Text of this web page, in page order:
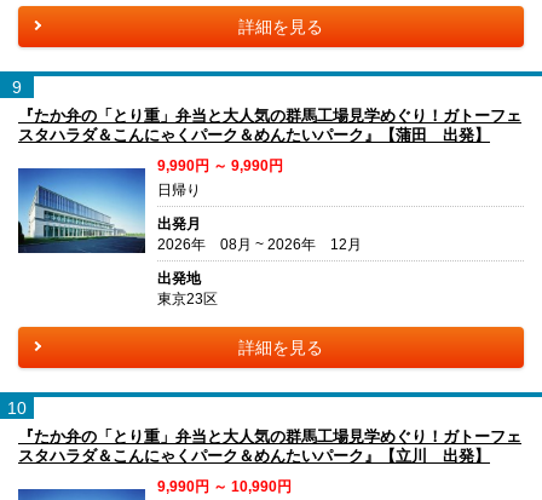
詳細を見る
9
『たか弁の「とり重」弁当と大人気の群馬工場見学めぐり！ガトーフェ
スタハラダ＆こんにゃくパーク＆めんたいパーク』【蒲田 出発】
9,990円 ～ 9,990円
日帰り
出発月
2026年 08月 ~ 2026年 12月
出発地
東京23区
詳細を見る
10
『たか弁の「とり重」弁当と大人気の群馬工場見学めぐり！ガトーフェ
スタハラダ＆こんにゃくパーク＆めんたいパーク』【立川 出発】
9,990円 ～ 10,990円